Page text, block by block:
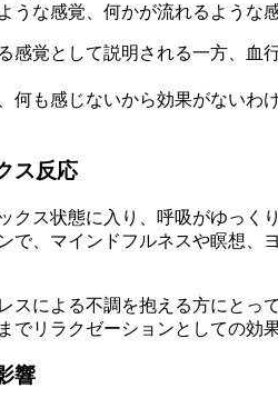
うな感覚、何かが流れるような
感覚として説明される一方、
何も感じないから効果がない
ス反応
クス状態に入り、呼吸がゆっく
で、マインドフルネスや瞑想
スによる不調を抱える方にとっ
でリラクゼーションとしての効
響